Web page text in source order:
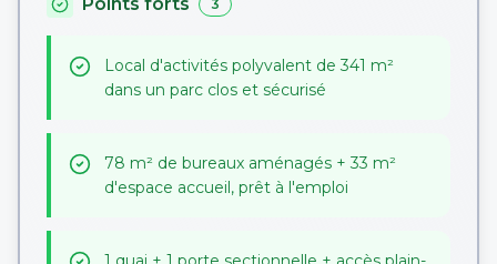
3
Local d'activités polyvalent de 341 m²
dans un parc clos et sécurisé
78 m² de bureaux aménagés + 33 m²
d'espace accueil, prêt à l'emploi